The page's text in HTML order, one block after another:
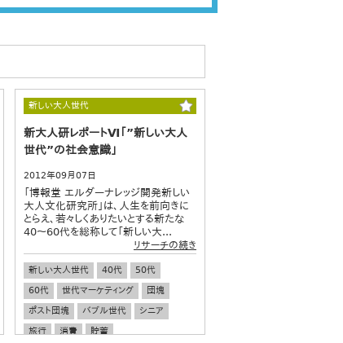
新しい大人世代
新大人研レポートⅥ「”新しい大人
世代”の社会意識」
2012年09月07日
「博報堂 エルダーナレッジ開発新しい
大人文化研究所」は、人生を前向きに
とらえ、若々しくありたいとする新たな
40～60代を総称して「新しい大...
リサーチの続き
新しい大人世代 40代
50代
60代
世代マーケティング
団塊
ポスト団塊
バブル世代
シニア
旅行
消費 貯蓄